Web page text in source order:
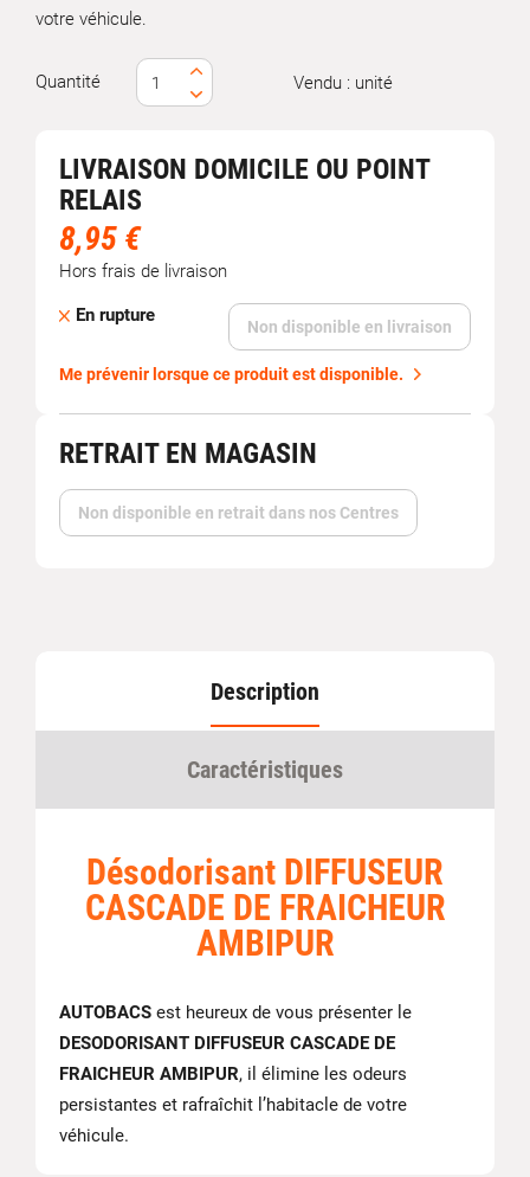
votre véhicule.
Quantité Vendu : unité
LIVRAISON DOMICILE OU POINT
RELAIS
8,95 €
Hors frais de livraison
En rupture
Non disponible en livraison
Me prévenir lorsque ce produit est disponible.
RETRAIT EN MAGASIN
Non disponible en retrait dans nos Centres
Description
Caractéristiques
Désodorisant DIFFUSEUR
CASCADE DE FRAICHEUR
AMBIPUR
AUTOBACS est heureux de vous présenter le
DESODORISANT DIFFUSEUR CASCADE DE
FRAICHEUR AMBIPUR, il élimine les odeurs
persistantes et rafraîchit l’habitacle de votre
véhicule.